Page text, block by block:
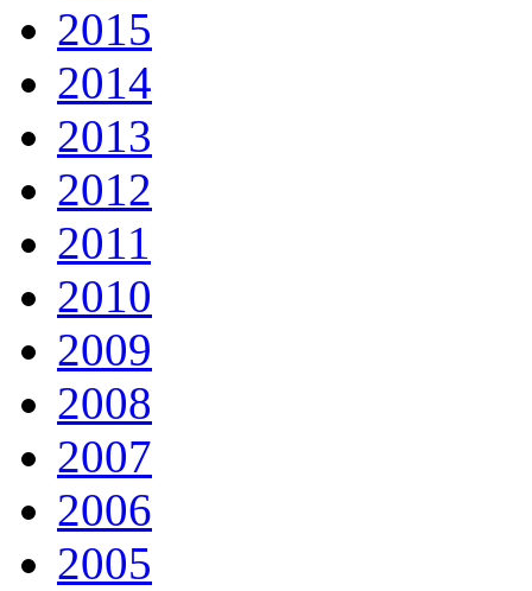
2015
2014
2013
2012
2011
2010
2009
2008
2007
2006
2005